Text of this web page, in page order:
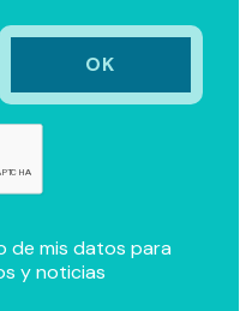
de mis datos para
y noticias